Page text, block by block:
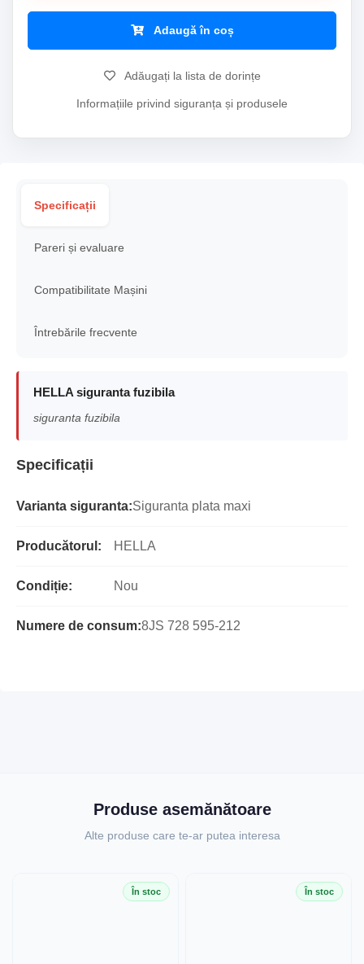
Adaugă în coș
Adăugați la lista de dorințe
Informațiile privind siguranța și produsele
Specificații
Pareri și evaluare
Compatibilitate Mașini
Întrebările frecvente
HELLA siguranta fuzibila
siguranta fuzibila
Specificații
Varianta siguranta:Siguranta plata maxi
Producătorul: HELLA
Condiție: Nou
Numere de consum:8JS 728 595-212
Produse asemănătoare
Alte produse care te-ar putea interesa
În stoc În stoc